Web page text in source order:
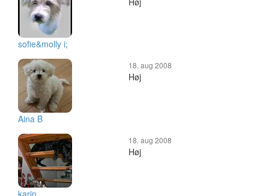
sofie&molly i;
Aina B
18. aug 2008
Høj
karin ...
18. aug 2008
Høj